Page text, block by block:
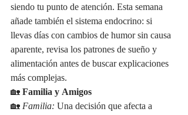
siendo tu punto de atención. Esta semana
añade también el sistema endocrino: si
llevas días con cambios de humor sin causa
aparente, revisa los patrones de sueño y
alimentación antes de buscar explicaciones
más complejas.
🏡 Familia y Amigos
🏡 Familia: Una decisión que afecta a